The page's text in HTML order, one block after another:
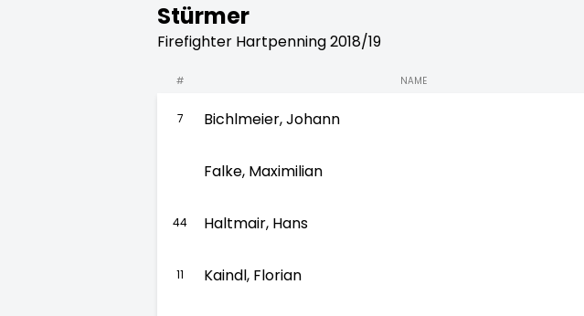
Stürmer
Firefighter Hartpenning 2018/19
# NAME
7 Bichlmeier, Johann
Falke, Maximilian
44 Haltmair, Hans
11 Kaindl, Florian